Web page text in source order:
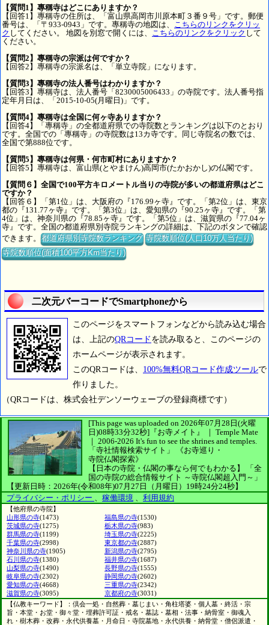
【質問1】專稱寺はどこにありますか？
【回答1】專稱寺の住所は、「富山県高岡市川原本町３番９号」です。郵便
番号は、「〒933-0943」です。專稱寺の地図は、 こちらのリンクをクリッ
ク してください。 地図を別窓で開くには、 こちらのリンクをクリック して
ください。
【質問2】專稱寺の宗派は何ですか？
【回答2】專稱寺の宗派名は、「単立寺院」になります。
【質問3】專稱寺の法人番号はわかりますか？
【回答3】專稱寺は、法人番号「8230005006433」の寺院です。法人番号指
定年月日は、「2015-10-05(月曜日)」です。
【質問4】專稱寺は全国に何ヶ寺ありますか？
【回答4】「專稱寺」の全都道府県での寺院数とランキングは以下のとおり
です。全国での「專稱寺」の寺院数は13カ寺です。同じ寺院名の数では、
全国で第888位です。
【質問5】專稱寺は何県・何市町村にありますか？
【回答5】專稱寺は、富山県(とやまけん)高岡市(たかおかし)の仏閣です。
【質問６】全国で100平方キロメートル当りの寺院が多いの都道府県はどこ
ですか？
【回答６】「第1位」は、大阪府の『176.99ヶ寺』です。「第2位」は、東京
都の『131.77ヶ寺』です。「第3位」は、愛知県の『90.25ヶ寺』です。「第
4位」は、神奈川県の『78.85ヶ寺』です。「第5位」は、滋賀県の『77.04ヶ
寺』です。全国の都道府県別寺院ランキングの詳細は、下記のボタンで確認
できます。都道府県別寺院数ランキング 寺院数順位(人口10万人当たり)
寺院数順位(面積100平方Km当たり)
二次元バーコードでSmartphoneから
このページをスマートフォンなどから読み込む場合
は、上記のQRコード を読み取ると、このページの
ホームページが表示されます。
このQRコードは、 100%無料QRコード作成ツールで
作りました。
（QRコードは、株式会社デンソーウェーブの登録商標です）
[This page was uploaded on 2026年07月28日(火曜
日)08時33分32秒] 『お寺メイト』 ｜ Temple Mate
｜ 2006-2026 It's fun to see the shrines and temples.
「寺社情報検索サイト」
《お寺巡り・
寺院仏閣探索》
【日本の寺院・仏閣の事なら何でもわかる】
「全
国の寺院の総合情報サイト ～寺院仏閣超入門～」
【更新日時：2026年(令和08年)07月27日（月曜日）19時24分24秒】
プライバシー・ポリシー 、 稼働環境 、 利用規約
【他府県の寺院】
山形県の寺(1473) 福島県の寺(1530)
茨城県の寺(1275) 栃木県の寺(983)
群馬県の寺(1199) 埼玉県の寺(2225)
千葉県の寺(2998) 東京都の寺(2887)
神奈川県の寺(1905) 新潟県の寺(2795)
石川県の寺(1380) 福井県の寺(1687)
山梨県の寺(1490) 長野県の寺(1555)
岐阜県の寺(2302) 静岡県の寺(2602)
愛知県の寺(4668) 三重県の寺(2342)
滋賀県の寺(3095) 京都府の寺(3031)
【仏教キーワード】：倶会一処・自然葬・墓じまい・角柱塔婆・個人墓・終活・宗
旨・本堂・お堂・御々堂・埋葬許可証・戒名・墓誌・墓相・法事・納骨室・御魂入
れ・樹木葬・改葬・永代供養墓・月命日・寺院墓地・永代供養・納骨堂・僧侶派遣・